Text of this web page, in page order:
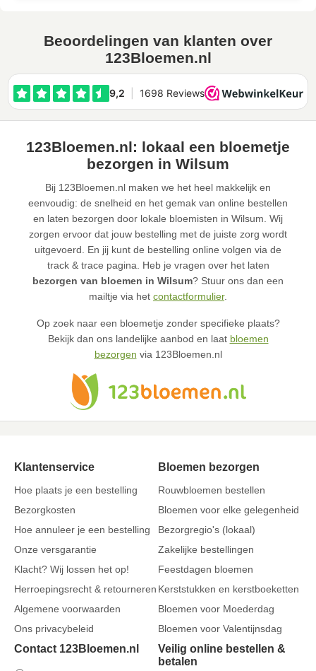
Beoordelingen van klanten over
123Bloemen.nl
123Bloemen.nl: lokaal een bloemetje
bezorgen in Wilsum
Bij 123Bloemen.nl maken we het heel makkelijk en
eenvoudig: de snelheid en het gemak van online bestellen
en laten bezorgen door lokale bloemisten in Wilsum. Wij
zorgen ervoor dat jouw bestelling met de juiste zorg wordt
uitgevoerd. En jij kunt de bestelling online volgen via de
track & trace pagina. Heb je vragen over het laten
bezorgen van bloemen in Wilsum? Stuur ons dan een
mailtje via het contactformulier.
Op zoek naar een bloemetje zonder specifieke plaats?
Bekijk dan ons landelijke aanbod en laat bloemen
bezorgen via 123Bloemen.nl
Klantenservice
Hoe plaats je een bestelling
Bezorgkosten
Hoe annuleer je een bestelling
Onze versgarantie
Klacht? Wij lossen het op!
Herroepingsrecht & retourneren
Algemene voorwaarden
Ons privacybeleid
Bloemen bezorgen
Rouwbloemen bestellen
Bloemen voor elke gelegenheid
Bezorgregio's (lokaal)
Zakelijke bestellingen
Feestdagen bloemen
Kerststukken en kerstboeketten
Bloemen voor Moederdag
Bloemen voor Valentijnsdag
Contact 123Bloemen.nl
Veilig online bestellen &
betalen